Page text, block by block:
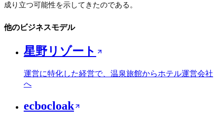
成り立つ可能性を示してきたのである。
他のビジネスモデル
星野リゾート
運営に特化した経営で、温泉旅館からホテル運営会社
へ
ecbocloak